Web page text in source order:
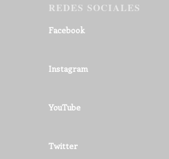
REDES SOCIALES
Facebook
Instagram
YouTube
Twitter